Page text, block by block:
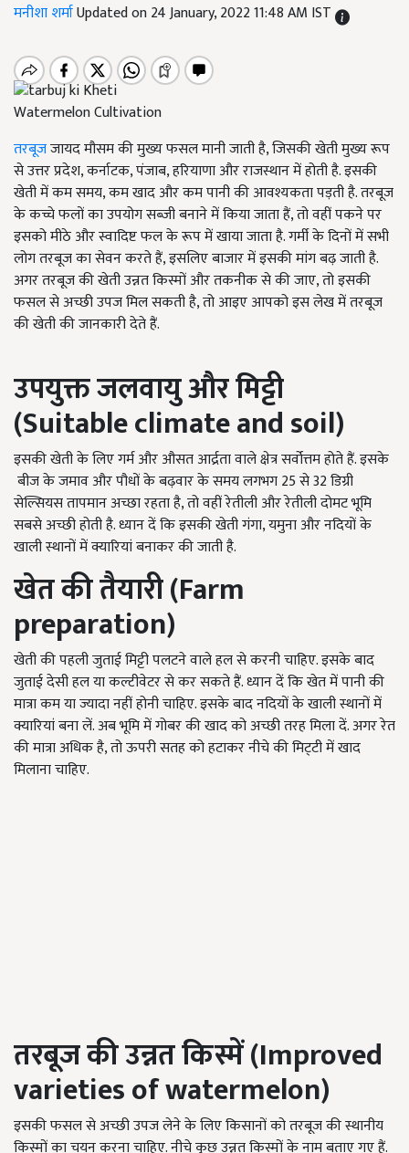
मनीशा शर्माUpdated on 24 January, 2022 11:48 AM IST
Watermelon Cultivation
तरबूजजायद मौसम की मुख्य फसल मानी जाती है, जिसकी खेती मुख्य रूप
से उत्तर प्रदेश, कर्नाटक, पंजाब, हरियाणा और राजस्थान में होती है. इसकी
खेती में कम समय, कम खाद और कम पानी की आवश्यकता पड़ती है. तरबूज
के कच्चे फलों का उपयोग सब्जी बनाने में किया जाता हैं, तो वहीं पकने पर
इसको मीठे और स्वादिष्ट फल के रूप में खाया जाता है. गर्मी के दिनों में सभी
लोग तरबूज का सेवन करते हैं, इसलिए बाजार में इसकी मांग बढ़ जाती है.
अगर तरबूज की खेती उन्नत किस्मों और तकनीक से की जाए, तो इसकी
फसल से अच्छी उपज मिल सकती है, तो आइए आपको इस लेख में तरबूज
की खेती की जानकारी देते हैं.
उपयुक्त जलवायु और मिट्टी
(Suitable climate and soil)
इसकी खेती के लिए गर्म और औसत आर्द्रता वाले क्षेत्र सर्वोत्तम होते हैं. इसके
बीज के जमाव और पौधों के बढ़वार के समय लगभग 25 से 32 डिग्री
सेल्सियस तापमान अच्छा रहता है, तो वहीं रेतीली और रेतीली दोमट भूमि
सबसे अच्छी होती है. ध्यान दें कि इसकी खेती गंगा, यमुना और नदियों के
खाली स्थानों में क्यारियां बनाकर की जाती है.
खेत की तैयारी (Farm
preparation)
खेती की पहली जुताई मिट्टी पलटने वाले हल से करनी चाहिए. इसके बाद
जुताई देसी हल या कल्टीवेटर से कर सकते हैं. ध्यान दें कि खेत में पानी की
मात्रा कम या ज्यादा नहीं होनी चाहिए. इसके बाद नदियों के खाली स्थानों में
क्यारियां बना लें. अब भूमि में गोबर की खाद को अच्छी तरह मिला दें. अगर रेत
की मात्रा अधिक है, तो ऊपरी सतह को हटाकर नीचे की मिट्‌टी में खाद
मिलाना चाहिए.
तरबूज की उन्नत किस्में (Improved
varieties of watermelon)
इसकी फसल से अच्छी उपज लेने के लिए किसानों को तरबूज की स्थानीय